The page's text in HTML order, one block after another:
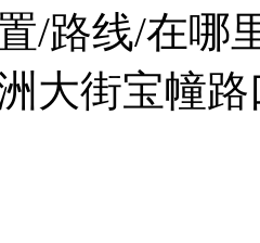
/路线/在哪
大街宝幢